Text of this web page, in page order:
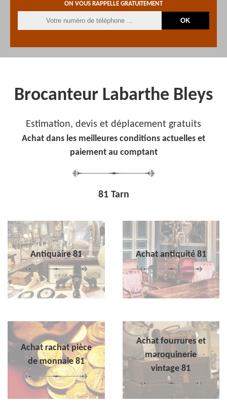
ON VOUS RAPPELLE GRATUITEMENT
Brocanteur Labarthe Bleys
Estimation, devis et déplacement gratuits
Achat dans les meilleures conditions actuelles et
paiement au comptant
81 Tarn
Antiquaire 81 Achat antiquité 81
Achat rachat pièce
de monnaie 81
Achat fourrures et
maroquinerie
vintage 81